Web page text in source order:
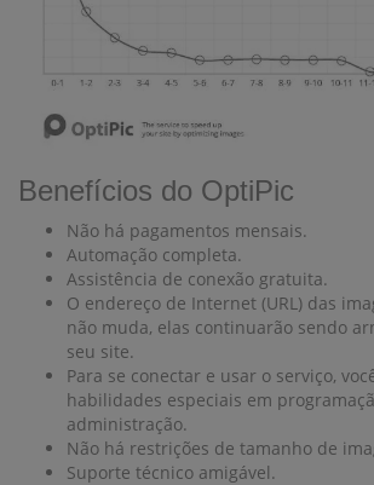
Benefícios do OptiPic
Não há pagamentos mensais.
Automação completa.
Assistência de conexão gratuita.
O endereço de Internet (URL) das
não muda, elas continuarão sendo
seu site.
Para se conectar e usar o serviço,
habilidades especiais em
administração.
Não há restrições de tamanho de
Suporte técnico amigável.